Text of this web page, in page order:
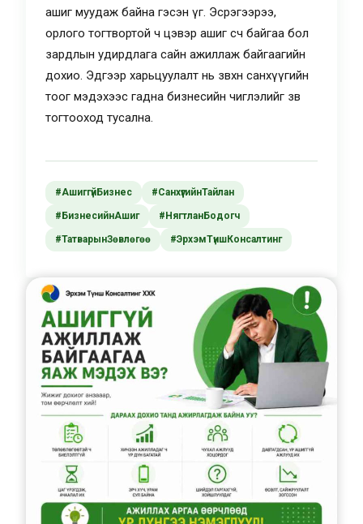
ашиг муудаж байна гэсэн үг. Эсрэгээрээ,
орлого тогтвортой ч цэвэр ашиг өсч байгаа бол
зардлын удирдлага сайн ажиллаж байгаагийн
дохио. Эдгээр харьцуулалт нь зөвхөн санхүүгийн
тоог мэдэхээс гадна бизнесийн чиглэлийг зөв
тогтооход тусална.
#АшиггүйБизнес #СанхүүгийнТайлан
#БизнесийнАшиг #НягтланБодогч
#ТатварынЗөвлөгөө #ЭрхэмТүншКонсалтинг